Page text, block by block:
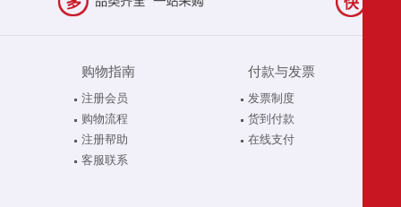
购物指南
注册会员
购物流程
注册帮助
客服联系
付款与发票
发票制度
货到付款
在线支付